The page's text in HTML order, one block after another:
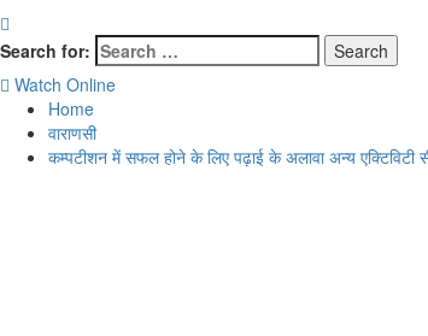
Search for:
Watch Online
Home
वाराणसी
कम्पटीशन में सफल होने के लिए पढ़ाई के अलावा अन्य एक्टिविटी